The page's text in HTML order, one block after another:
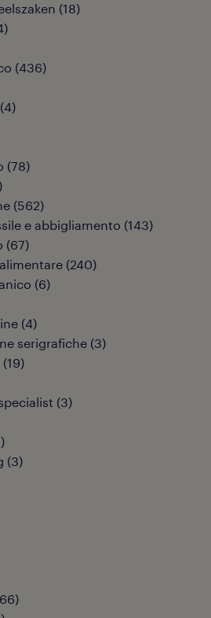
(18)
)
(436)
(4)
(78)
(562)
e abbigliamento (143)
(67)
(240)
(6)
(4)
serigrafiche (3)
(19)
(3)
)
(3)
66)